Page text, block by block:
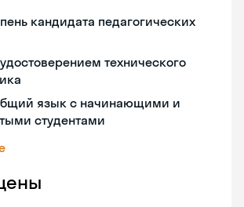
кандидата педагогических
технического
язык с начинающими и
студентами